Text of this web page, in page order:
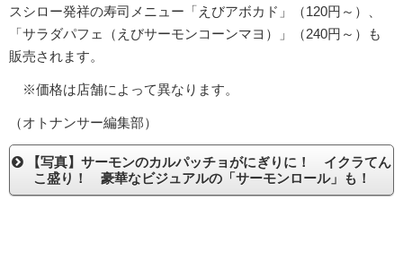
スシロー発祥の寿司メニュー「えびアボカド」（120円～）、
「サラダパフェ（えびサーモンコーンマヨ）」（240円～）も
販売されます。
※価格は店舗によって異なります。
（オトナンサー編集部）
【写真】サーモンのカルパッチョがにぎりに！ イクラてん
こ盛り！ 豪華なビジュアルの「サーモンロール」も！